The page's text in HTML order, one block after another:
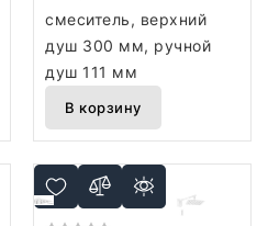
смеситель, верхний
душ 300 мм, ручной
душ 111 мм
В корзину